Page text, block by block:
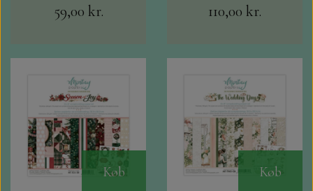
59,00 kr. 110,00 kr.
Køb Køb